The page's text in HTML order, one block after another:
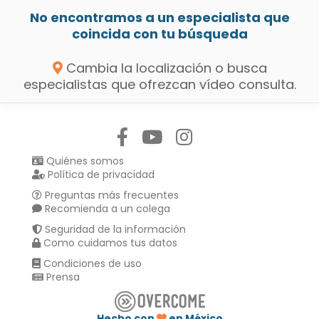
No encontramos a un especialista que
coincida con tu búsqueda
Cambia la localización o busca
especialistas que ofrezcan vídeo consulta.
Quiénes somos
Política de privacidad
Preguntas más frecuentes
Recomienda a un colega
Seguridad de la información
Como cuidamos tus datos
Condiciones de uso
Prensa